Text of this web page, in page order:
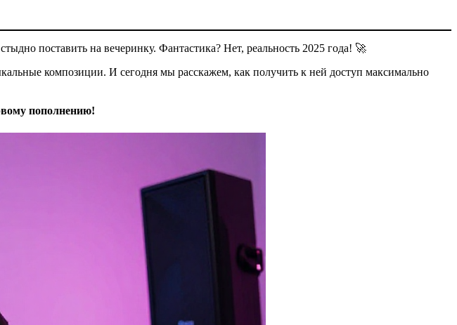
поставить на вечеринку. Фантастика? Нет, реальность 2025 года! 🚀
композиции. И сегодня мы расскажем, как получить к ней доступ максимально
пополнению!